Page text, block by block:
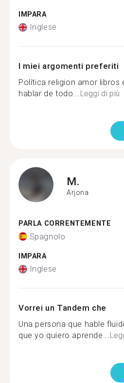
IMPARA
Inglese
I miei argomenti preferiti
Política religion amor libros
hablar de todo...Leggi di più
M.
Arjona
PARLA CORRENTEMENTE
Spagnolo
IMPARA
Inglese
Vorrei un Tandem che
Una persona que hable
que yo quiero aprende...